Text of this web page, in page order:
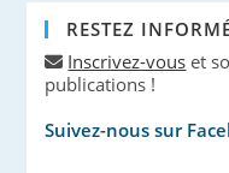
RESTEZ
Inscrivez-vous et
publications !
Suivez-nous sur